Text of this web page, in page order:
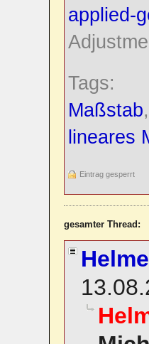
applied-
Tags:
Maßstab,
lineares
Eintrag gesperrt
gesamter Thread: